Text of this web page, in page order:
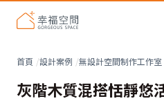
首頁 設計案例 無設計空間制作工作室
灰階木質混搭恬靜